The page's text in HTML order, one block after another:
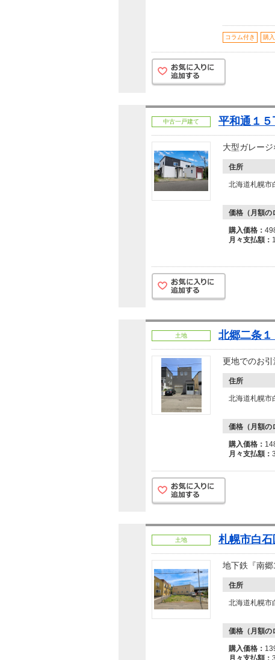
コラム付き 購
中古一戸建て 平和通１
大型ガレー
住所
北海道札幌市
価格（月額の
購入価格：
月々支払額：
土地 北郷二条
更地でのお引
住所
北海道札幌市
価格（月額の
購入価格：
月々支払額：
土地 札幌市白石
地下鉄『南
住所
北海道札幌市
価格（月額の
購入価格：
月々支払額：